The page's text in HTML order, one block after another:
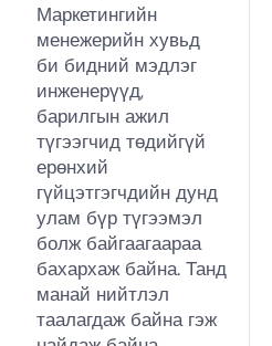
Маркетингийн
менежерийн хувьд
би бидний мэдлэг
инженерүүд,
барилгын ажил
түгээгчид төдийгүй
ерөнхий
гүйцэтгэгчдийн дунд
улам бүр түгээмэл
болж байгаагаараа
бахархаж байна. Танд
манай нийтлэл
таалагдаж байна гэж